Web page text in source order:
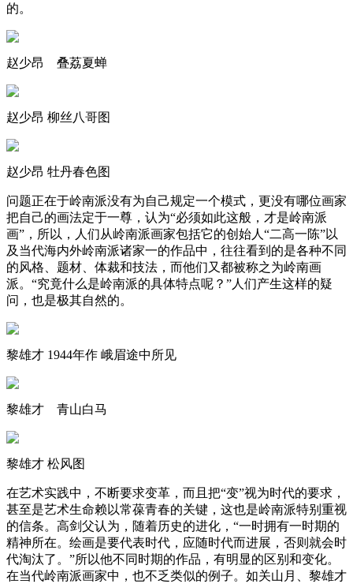
的。
赵少昂 叠荔夏蝉
赵少昂 柳丝八哥图
赵少昂 牡丹春色图
问题正在于岭南派没有为自己规定一个模式，更没有哪位画家
把自己的画法定于一尊，认为“必须如此这般，才是岭南派
画”，所以，人们从岭南派画家包括它的创始人“二高一陈”以
及当代海内外岭南派诸家一的作品中，往往看到的是各种不同
的风格、题材、体裁和技法，而他们又都被称之为岭南画
派。“究竟什么是岭南派的具体特点呢？”人们产生这样的疑
问，也是极其自然的。
黎雄才 1944年作 峨眉途中所见
黎雄才 青山白马
黎雄才 松风图
在艺术实践中，不断要求变革，而且把“变”视为时代的要求，
甚至是艺术生命赖以常葆青春的关键，这也是岭南派特别重视
的信条。高剑父认为，随着历史的进化，“一时拥有一时期的
精神所在。绘画是要代表时代，应随时代而进展，否则就会时
代淘汰了。”所以他不同时期的作品，有明显的区别和变化。
在当代岭南派画家中，也不乏类似的例子。如关山月、黎雄才